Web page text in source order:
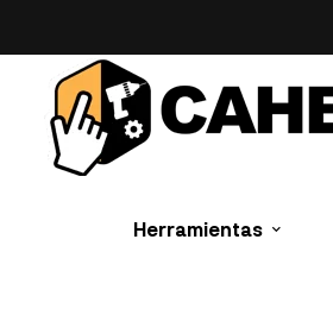
Herramientas